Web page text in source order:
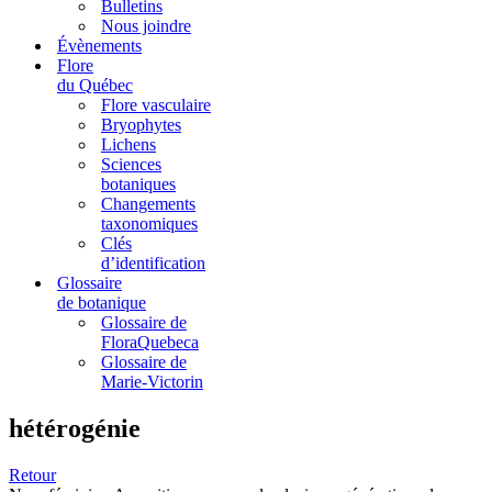
Bulletins
Nous joindre
Évènements
Flore
du Québec
Flore vasculaire
Bryophytes
Lichens
Sciences
botaniques
Changements
taxonomiques
Clés
d’identification
Glossaire
de botanique
Glossaire de
FloraQuebeca
Glossaire de
Marie-Victorin
hétérogénie
Retour